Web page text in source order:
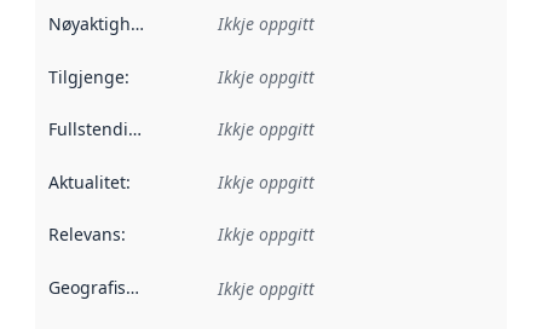
Nøyaktigheit Ikkje oppgitt
Tilgjenge: Ikkje oppgitt
Fullstendigheit Ikkje oppgitt
Aktualitet: Ikkje oppgitt
Relevans: Ikkje oppgitt
Geografisk område Ikkje oppgitt